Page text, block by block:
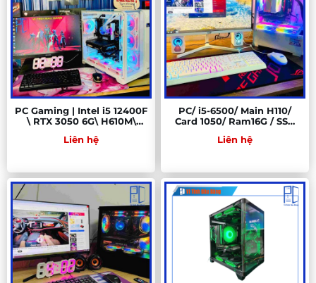
PC Gaming | Intel i5 12400F
\ RTX 3050 6G\ H610M\
GAMING BÀU BÀNG
Liên hệ
PC/ i5-6500/ Main H110/
Card 1050/ Ram16G / SSD
Liên hệ